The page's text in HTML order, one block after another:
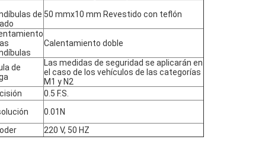
de 50 mmx10 mm Revestido con teflón
Calentamiento doble
de
Las medidas de seguridad se aplicarán en
el caso de los vehículos de las categorías
M1 y N2
0.5 F.S.
0.01N
220 V, 50 HZ